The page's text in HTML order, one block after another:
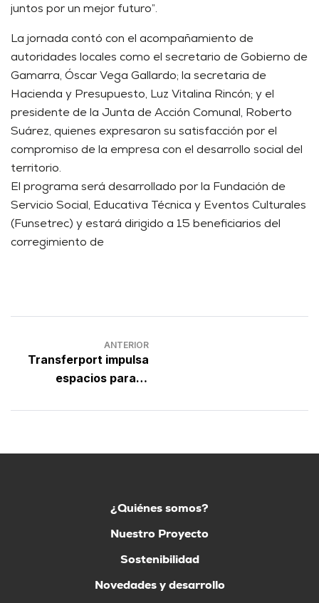
juntos por un mejor futuro”.
La jornada contó con el acompañamiento de
autoridades locales como el secretario de Gobierno de
Gamarra, Óscar Vega Gallardo; la secretaria de
Hacienda y Presupuesto, Luz Vitalina Rincón; y el
presidente de la Junta de Acción Comunal, Roberto
Suárez, quienes expresaron su satisfacción por el
compromiso de la empresa con el desarrollo social del
territorio.
El programa será desarrollado por la Fundación de
Servicio Social, Educativa Técnica y Eventos Culturales
(Funsetrec) y estará dirigido a 15 beneficiarios del
corregimiento de
ANTERIOR
Transferport impulsa
espacios para la
corregimiento de
¿Quiénes somos?
Nuestro Proyecto
Sostenibilidad
Novedades y desarrollo